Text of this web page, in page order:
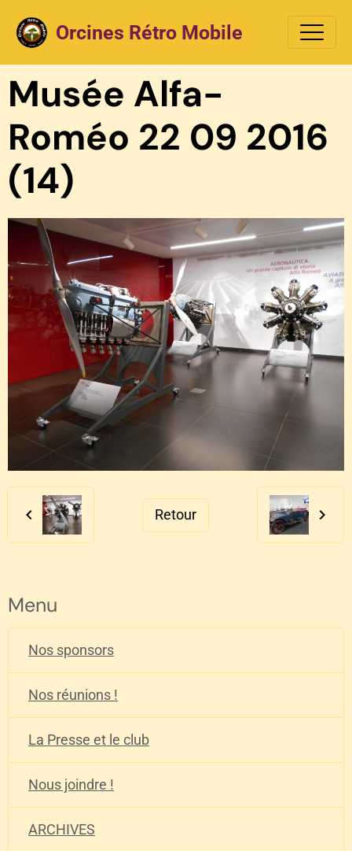
Orcines Rétro Mobile
Musée Alfa-
Roméo 22 09 2016
(14)
Retour
Menu
Nos sponsors
Nos réunions !
La Presse et le club
Nous joindre !
ARCHIVES